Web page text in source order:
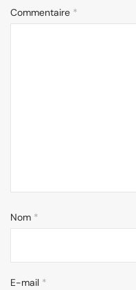
Commentaire *
Nom *
E-mail *